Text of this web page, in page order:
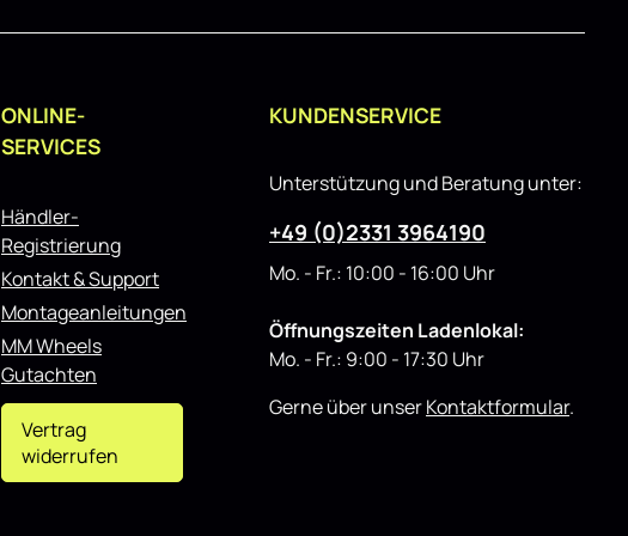
ONLINE-
SERVICES
Händler-
Registrierung
Kontakt & Support
Montageanleitungen
MM Wheels
Gutachten
Vertrag
widerrufen
KUNDENSERVICE
Unterstützung und Beratung unter:
+49 (0)2331 3964190
Mo. - Fr.: 10:00 - 16:00 Uhr
Öffnungszeiten Ladenlokal:
Mo. - Fr.: 9:00 - 17:30 Uhr
Gerne über unserKontaktformular.